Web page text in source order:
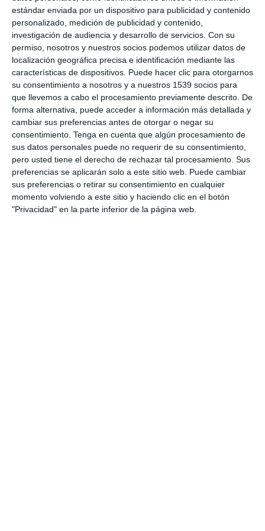
estándar enviada por un dispositivo para publicidad y contenido
personalizado, medición de publicidad y contenido,
investigación de audiencia y desarrollo de servicios. Con su
permiso, nosotros y nuestros socios podemos utilizar datos de
localización geográfica precisa e identificación mediante las
características de dispositivos. Puede hacer clic para otorgarnos
su consentimiento a nosotros y a nuestros 1539 socios para
que llevemos a cabo el procesamiento previamente descrito. De
forma alternativa, puede acceder a información más detallada y
cambiar sus preferencias antes de otorgar o negar su
consentimiento. Tenga en cuenta que algún procesamiento de
sus datos personales puede no requerir de su consentimiento,
pero usted tiene el derecho de rechazar tal procesamiento. Sus
preferencias se aplicarán solo a este sitio web. Puede cambiar
sus preferencias o retirar su consentimiento en cualquier
momento volviendo a este sitio y haciendo clic en el botón
"Privacidad" en la parte inferior de la página web.
actividades de tratamiento efectuadas por cuenta del
Responsable del Tratamiento, que contenga:
El nombre y los datos de contacto del encargado o encargados y
de cada responsable por cuenta del cual actúe el encargado y, en
su caso, del representante del responsable o del encargado y del
delegado de protección de datos.
Las categorías de tratamientos efectuados por cuenta de cada
responsable.
En su caso, las transferencias de datos personales a un tercer país
u organización internacional, incluida la identificación de dicho
tercer país u organización internacional y, en el caso de las
transferencias indicadas en el artículo 49 apartado 1, párrafo